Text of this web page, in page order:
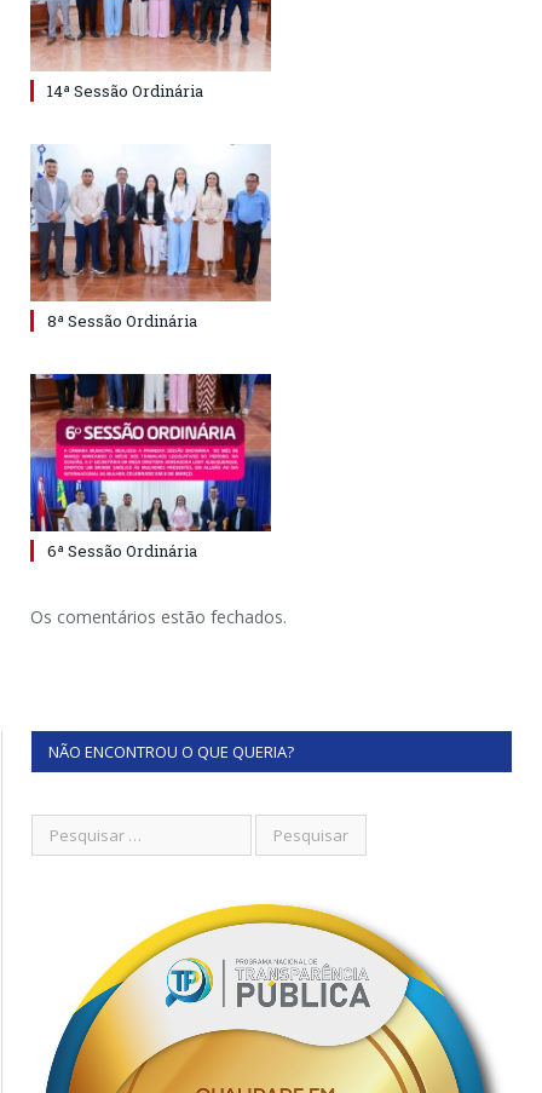
14ª Sessão Ordinária
8ª Sessão Ordinária
6ª Sessão Ordinária
Os comentários estão fechados.
NÃO ENCONTROU O QUE QUERIA?